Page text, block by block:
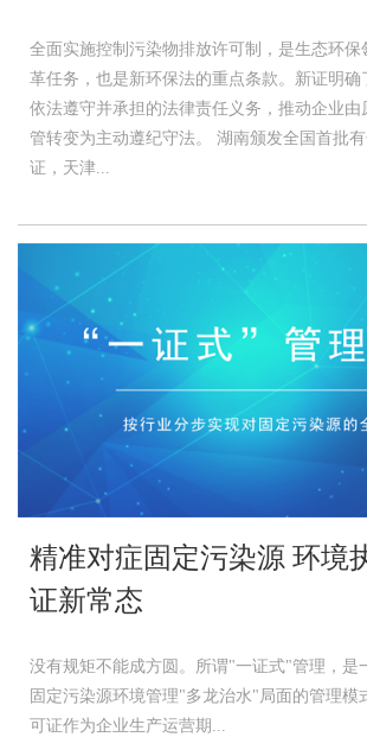
全面实施控制污染物排放许可制，是生态环保
革任务，也是新环保法的重点条款。新证明确
依法遵守并承担的法律责任义务，推动企业由
管转变为主动遵纪守法。 湖南颁发全国首批
证，天津...
精准对症固定污染源 环境
证新常态
没有规矩不能成方圆。所谓"一证式"管理，是
固定污染源环境管理"多龙治水"局面的管理模
可证作为企业生产运营期...